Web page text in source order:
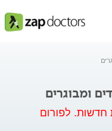
ומבוגרים
חדשות. לפורום